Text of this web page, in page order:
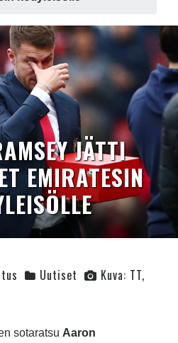
JÄTTI
EMIRATESIN
Uutiset
Kuva: TT,
sotaratsu Aaron